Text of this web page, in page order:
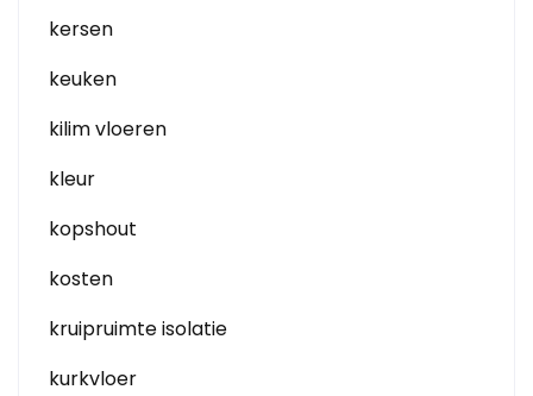
kersen
keuken
kilim vloeren
kleur
kopshout
kosten
kruipruimte isolatie
kurkvloer